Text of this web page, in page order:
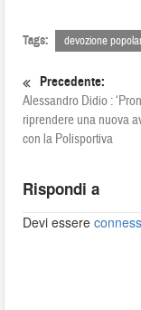
Tags: devozione
Precedente:
Alessandro Didio :
riprendere una nuova
con la Polisportiva
Rispondi a
Devi essere